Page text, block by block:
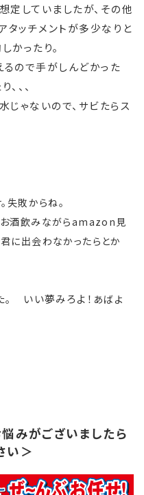
定していましたが、その他
タッチメントが多少なりと
かったり。
るので手がしんどかった
、、
じゃないので、サビたらス
失敗からね。
酒飲みながらamazon見
に出会わなかったらとか
。 いい夢みろよ！ あばよ
みがございましたら
い＞